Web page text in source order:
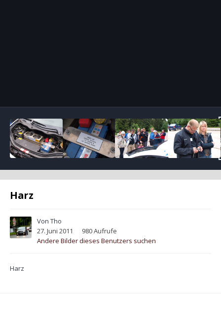
Harz
Von Tho
27. Juni 2011
980 Aufrufe
Andere Bilder dieses Benutzers suchen
Harz